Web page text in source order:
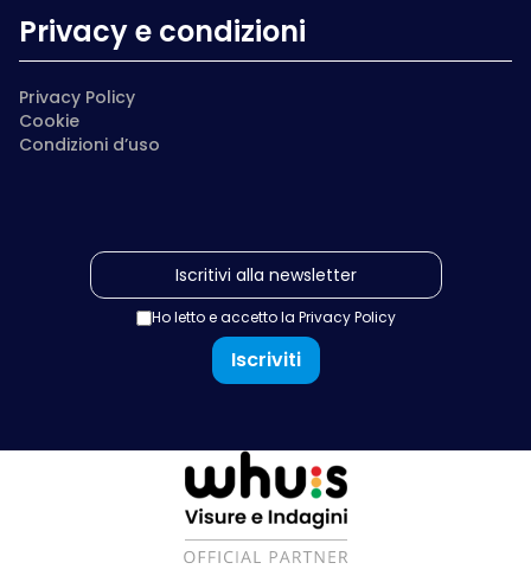
Privacy e condizioni
Privacy Policy
Cookie
Condizioni d’uso
Ho letto e accetto la Privacy Policy
Iscriviti